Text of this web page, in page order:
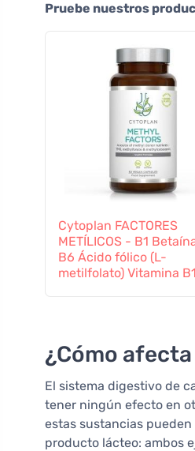
Pruebe nuestros
Cytoplan FACTORES
METÍLICOS - B1
B6 Ácido fólico (L-
metilfolato) Vitamina
¿Cómo afecta
El sistema digestivo de
tener ningún efecto en
estas sustancias
producto lácteo: ambos